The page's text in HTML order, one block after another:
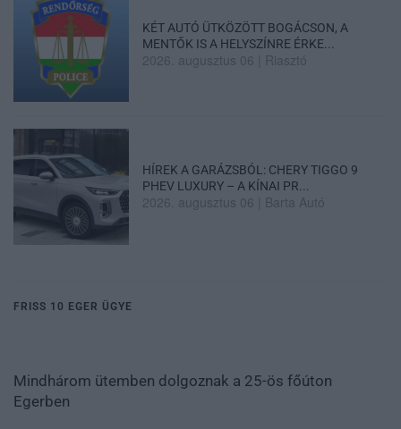
KÉT AUTÓ ÜTKÖZÖTT BOGÁCSON, A
MENTŐK IS A HELYSZÍNRE ÉRKE...
2026. augusztus 06 Riasztó
HÍREK A GARÁZSBÓL: CHERY TIGGO 9
PHEV LUXURY – A KÍNAI PR...
2026. augusztus 06 Barta Autó
FRISS 10 EGER ÜGYE
Mindhárom ütemben dolgoznak a 25-ös főúton
Egerben